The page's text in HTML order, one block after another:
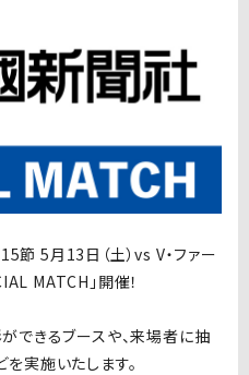
5月13日（土）vs V・ファー
MATCH」開催！
できるブースや、来場者に抽
実施いたします。